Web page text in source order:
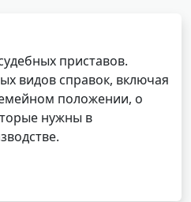
приставов.
видов справок, включая
положении, о
нужны в